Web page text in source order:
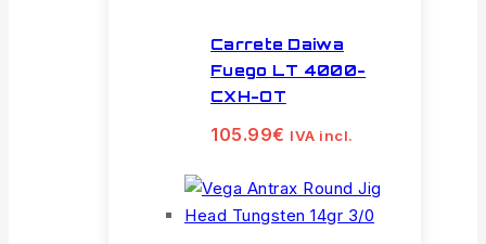
Carrete Daiwa
Fuego LT 4000-
CXH-OT
105.99€ IVA incl.